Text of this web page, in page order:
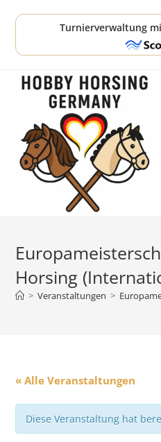
Inhalt
Turnierverwaltung
Horsing
> Veranstaltungen >
« Alle Veranstaltungen
Diese Veranstaltung hat